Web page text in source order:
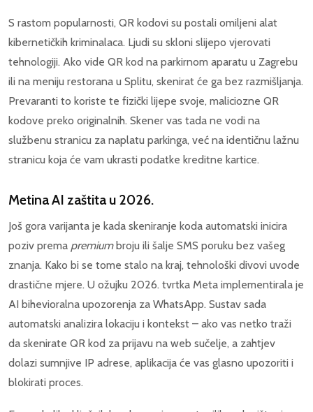
S rastom popularnosti, QR kodovi su postali omiljeni alat
kibernetičkih kriminalaca. Ljudi su skloni slijepo vjerovati
tehnologiji. Ako vide QR kod na parkirnom aparatu u Zagrebu
ili na meniju restorana u Splitu, skenirat će ga bez razmišljanja.
Prevaranti to koriste te fizički lijepe svoje, maliciozne QR
kodove preko originalnih. Skener vas tada ne vodi na
službenu stranicu za naplatu parkinga, već na identičnu lažnu
stranicu koja će vam ukrasti podatke kreditne kartice.
Metina AI zaštita u 2026.
Još gora varijanta je kada skeniranje koda automatski inicira
poziv prema premiumbroju ili šalje SMS poruku bez vašeg
znanja. Kako bi se tome stalo na kraj, tehnološki divovi uvode
drastične mjere. U ožujku 2026. tvrtka Meta implementirala je
AI bihevioralna upozorenja za WhatsApp. Sustav sada
automatski analizira lokaciju i kontekst – ako vas netko traži
da skenirate QR kod za prijavu na web sučelje, a zahtjev
dolazi sumnjive IP adrese, aplikacija će vas glasno upozoriti i
blokirati proces.